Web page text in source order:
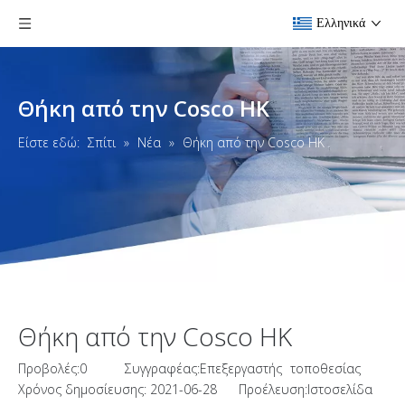
Ελληνικά
Θήκη από την Cosco HK
Είστε εδώ: Σπίτι » Νέα » Θήκη από την Cosco HK
Θήκη από την Cosco HK
Προβολές:0 Συγγραφέας:Επεξεργαστής τοποθεσίας
Χρόνος δημοσίευσης: 2021-06-28 Προέλευση:Ιστοσελίδα